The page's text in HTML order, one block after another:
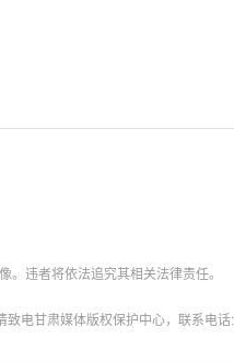
违者将依法追究其相关法律责任。
电甘肃媒体版权保护中心，联系电话